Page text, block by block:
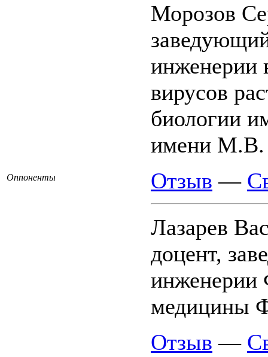
Оппоненты
Морозов
инженерии
вирусов
биологии
имени М.В.
Отзыв —
Лазарев
доцент,
медицины
Отзыв —